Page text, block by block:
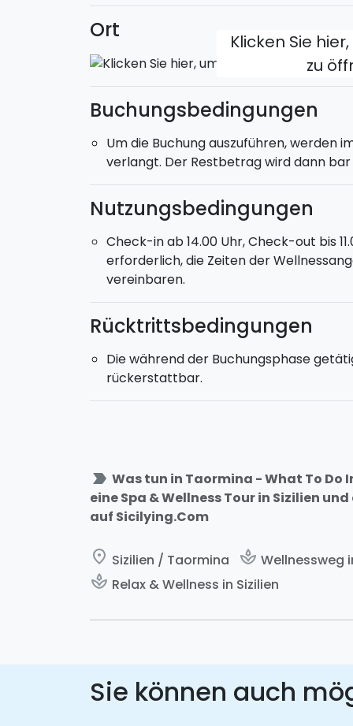
Ort
Klicken Sie
zu
Buchungsbedingungen
Um die Buchung auszuführen, werden
verlangt. Der Restbetrag wird dann
Nutzungsbedingungen
Check-in ab 14.00 Uhr, Check-out bis
erforderlich, die Zeiten der
vereinbaren.
Rücktrittsbedingungen
Die während der Buchungsphase
rückerstattbar.
label_important Was tun in Taormina - What To Do
eine Spa & Wellness Tour in Sizilien
auf Sicilying.Com
place Sizilien / Taormina spa Wellnessweg
spa Relax & Wellness in Sizilien
Sie können auch